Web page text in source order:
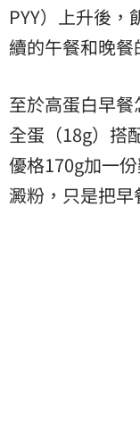
PYY）上升後
續的午餐和晚餐
至於高蛋白早
全蛋（18g）搭
優格170g加一
澱粉，只是把早